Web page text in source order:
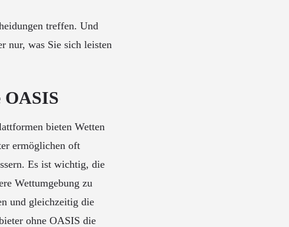
treffen. Und
nur, was Sie sich leisten
OASIS
bieten Wetten
ermöglichen oft
Es ist wichtig, die
Wettumgebung zu
und gleichzeitig die
ohne OASIS die